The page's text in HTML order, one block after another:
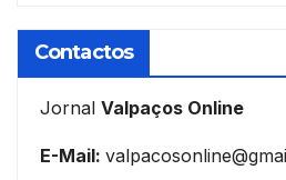
Contactos
Jornal Valpaços Online
E-Mail: